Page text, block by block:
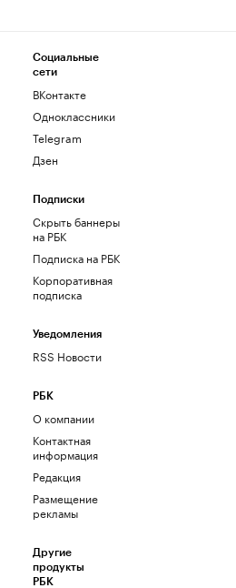
Социальные
сети
ВКонтакте
Одноклассники
Telegram
Дзен
Подписки
Скрыть баннеры
на РБК
Подписка на РБК
Корпоративная
подписка
Уведомления
RSS Новости
РБК
О компании
Контактная
информация
Редакция
Размещение
рекламы
Другие
продукты
РБК